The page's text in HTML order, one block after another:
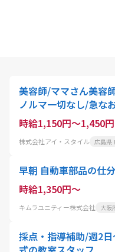
美容師/ママさん美容
ノルマ一切なし/急な
日・1日6h〜OK
時給1,150円～1,450円
株式会社アイ・スタイル 広島県
早朝 自動車部品の仕
時給1,350円～
キムラユニティー株式会社 大阪
採点・指導補助/週2